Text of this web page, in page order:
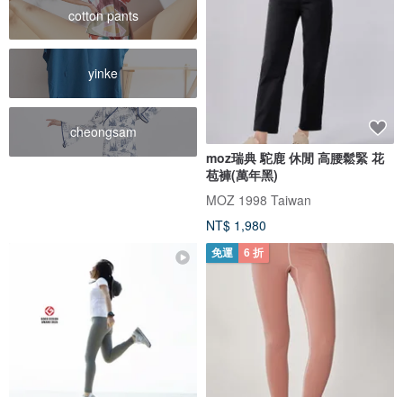
cotton pants
yinke
cheongsam
moz瑞典 駝鹿 休閒 高腰鬆緊 花
苞褲(萬年黑)
MOZ 1998 Taiwan
NT$ 1,980
免運 6 折